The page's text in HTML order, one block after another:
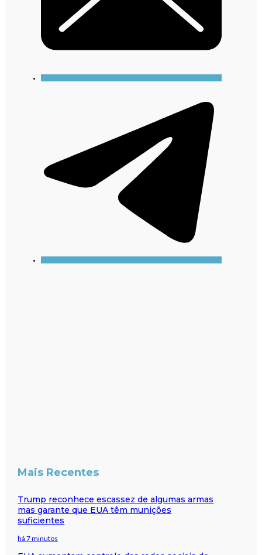
Mais Recentes
Trump reconhece escassez de algumas armas
mas garante que EUA têm munições
suficientes
há 7 minutos